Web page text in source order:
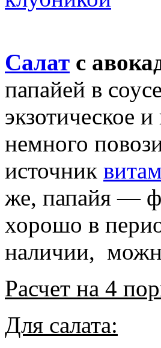
Салат с
папайей в
экзотическое
немного
источник
же, папайя —
хорошо в
наличии,
Расчет на 4
Для салата: